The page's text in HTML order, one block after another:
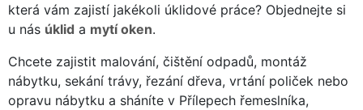
která vám zajistí jakékoli úklidové práce? Objednejte si
u nás úklid a mytí oken.
Chcete zajistit malování, čištění odpadů, montáž
nábytku, sekání trávy, řezání dřeva, vrtání poliček nebo
opravu nábytku a sháníte v Přílepech řemeslníka,